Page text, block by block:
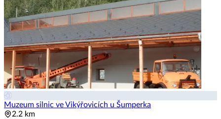
Muzeum silnic ve Vikýřovicích u Šumperka
2.2 km